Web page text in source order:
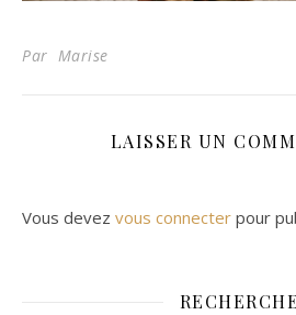
Par Marise
LAISSER UN
Vous devez vous connecter pour